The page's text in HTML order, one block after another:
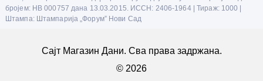
бројем: НВ 000757 дана 13.03.2015. ИССН: 2406-1964 | Тираж: 1000 |
Штампа: Штампарија „Форум” Нови Сад
Сајт Магазин Дани. Сва права задржана.
© 2026